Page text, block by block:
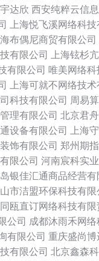
达欣 西安纯粹云信
上海悦飞溪网络科技
海布偶尼商贸有限公司
有限公司
上海铉杉
有限公司 唯美网络科
上海可就不网络技术
科技有限公司 周易
理有限公司 北京君
设备有限公司 上海
饰有限公司 郑州期
限公司 河南宸科实
银佳汇通商品经营有
市洁盟环保科技有限
瓯直订网络科技有限
公司 成都沐雨禾网络
有限公司 重庆盛尚
有限公司 北京鑫森